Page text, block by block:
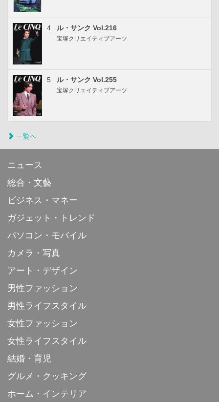
4 ル・サンク Vol.216
宝塚クリエイティブアーツ
5 ル・サンク Vol.255
宝塚クリエイティブアーツ
一覧へ
ニュース
総合・文藝
ビジネス・マネー
ガジェット・トレンド
パソコン・モバイル
カメラ・写真
アート・デザイン
男性ファッション
男性ライフスタイル
女性ファッション
女性ライフスタイル
結婚・育児
グルメ・クッキング
ホーム・インテリア